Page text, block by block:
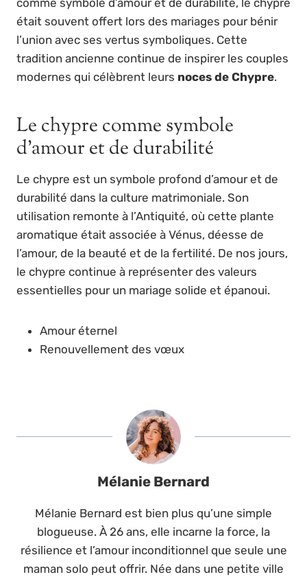
était souvent offert lors des mariages pour bénir
l’union avec ses vertus symboliques. Cette
tradition ancienne continue de inspirer les couples
modernes qui célèbrent leurs noces de Chypre.
Le chypre comme symbole
d’amour et de durabilité
Le chypre est un symbole profond d’amour et de
durabilité dans la culture matrimoniale. Son
utilisation remonte à l’Antiquité, où cette plante
aromatique était associée à Vénus, déesse de
l’amour, de la beauté et de la fertilité. De nos jours,
le chypre continue à représenter des valeurs
essentielles pour un mariage solide et épanoui.
Amour éternel
Renouvellement des vœux
Mélanie Bernard
Mélanie Bernard est bien plus qu’une simple
blogueuse. À 26 ans, elle incarne la force, la
résilience et l’amour inconditionnel que seule une
maman solo peut offrir. Née dans une petite ville